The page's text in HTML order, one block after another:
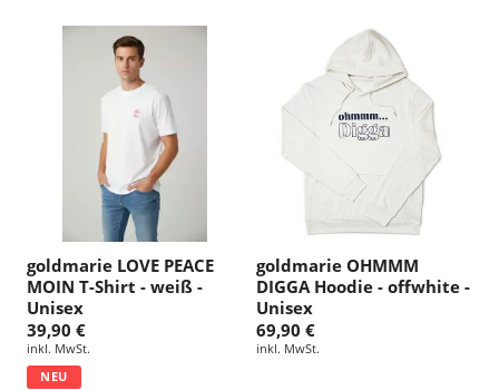
goldmarie LOVE PEACE
MOIN T-Shirt - weiß -
Unisex
39,90 €
inkl. MwSt.
NEU
goldmarie OHMMM
DIGGA Hoodie - offwhite -
Unisex
69,90 €
inkl. MwSt.